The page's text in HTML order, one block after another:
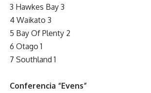
3 Hawkes Bay 3
4 Waikato 3
5 Bay Of Plenty 2
6 Otago 1
7 Southland 1
Conferencia “Evens”